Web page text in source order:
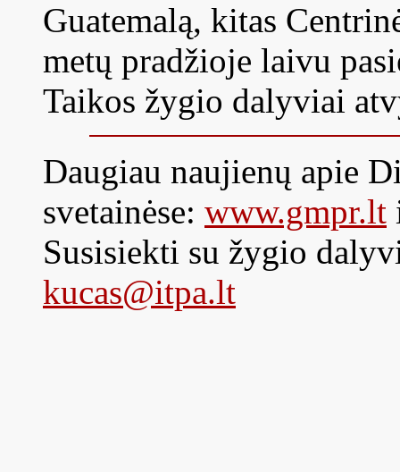
Guatemalą, kitas
metų pradžioje laivu
Taikos žygio dalyviai
Daugiau naujienų apie
svetainėse: www.gmpr.lt
Susisiekti su žygio
kucas@itpa.lt